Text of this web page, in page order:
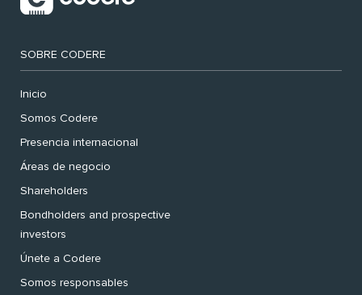
SOBRE CODERE
Inicio
Somos Codere
Presencia internacional
Áreas de negocio
Shareholders
Bondholders and prospective
investors
Únete a Codere
Somos responsables